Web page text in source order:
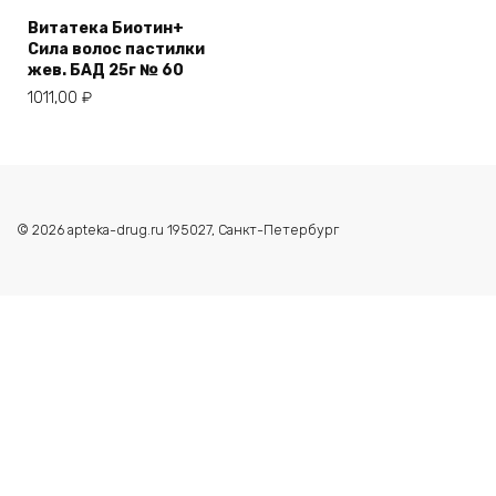
Витатека Биотин+
Сила волос пастилки
жев. БАД 25г № 60
1011,00 ₽
© 2026 apteka-drug.ru 195027, Санкт-Петербург